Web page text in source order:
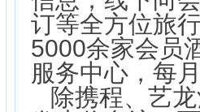
订等全方位旅
5000余家会员
服务中心，每
除携程、艺